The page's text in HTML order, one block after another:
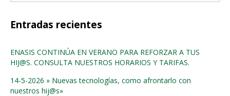
Entradas recientes
ENASIS CONTINÚA EN VERANO PARA REFORZAR A TUS
HIJ@S. CONSULTA NUESTROS HORARIOS Y TARIFAS.
14-5-2026 » Nuevas tecnologías, como afrontarlo con
nuestros hij@s»